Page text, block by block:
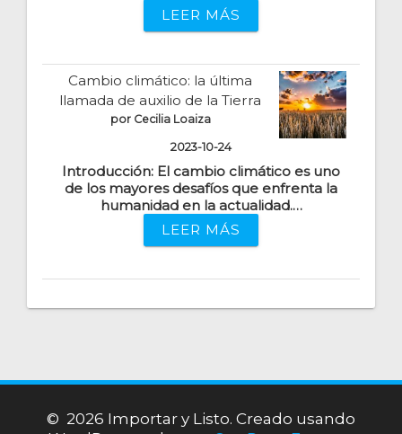
LEER MÁS
Cambio climático: la última
llamada de auxilio de la Tierra
por Cecilia Loaiza
2023-10-24
Introducción: El cambio climático es uno
de los mayores desafíos que enfrenta la
humanidad en la actualidad.…
LEER MÁS
© 2026 Importar y Listo. Creado usando